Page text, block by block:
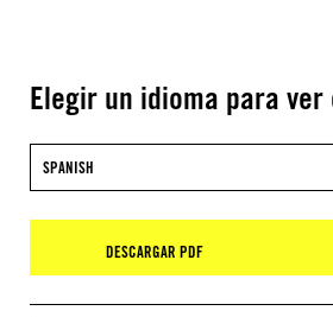
Elegir un idioma para
SPANISH
DESCARGAR PDF